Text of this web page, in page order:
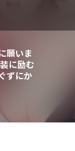
願いま
に励む
ずにか